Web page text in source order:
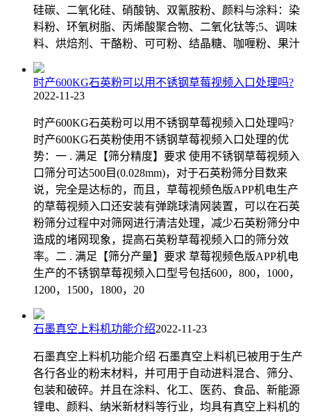
硅碳、二氧化硅、硝酸钠、双氰胺粉、颜料与涂料：染
料粉、环氧树脂、丙烯酸聚合物、二氧化钛等;5、调味
料、烘焙剂、干酪粉、可可粉、结晶糖、咖喱粉、果汁
时产600KG石英粉可以用不锈钢草莓视频入口处理吗?
2022-11-23
时产600KG石英粉可以用不锈钢草莓视频入口处理吗?
时产600KG石英粉使用不锈钢草莓视频入口处理的优
势：一 . 满足【筛分精度】要求 使用不锈钢草莓视频入
口筛分可达500目(0.028mm)，对于石英粉筛分目数来
说，完全是达标的，而且，草莓视频色版APP机电生产
的草莓视频入口还安装有弹跳球清网装置，可以在石英
粉筛分过程中对筛网进行清洁处理，减少石英粉筛分中
造成的堵网现象，提高石英粉草莓视频入口的筛分效
率。二 . 满足【筛分产量】要求 草莓视频色版APP机电
生产的不锈钢草莓视频入口型号包括600，800，1000，
1200，1500，1800，20
石墨真空上料机功能介绍2022-11-23
石墨真空上料机功能介绍 石墨真空上料机已被用于生产
各行各业的粉末材料，并可用于自动进料混合、筛分、
包装和破碎。并且在涂料、化工、医药、食品、新能源
锂电、颜料、纳米新材料等行业，均具有真空上料机的